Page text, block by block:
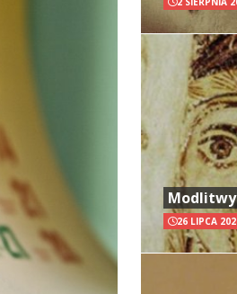
Modlitwy
26 LIPCA